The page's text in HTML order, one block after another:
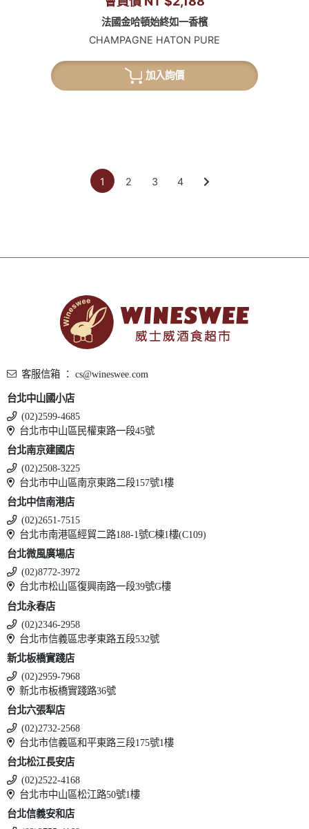
法國金哈頓始終如一香檳
CHAMPAGNE HATON PURE
加入詢價
1 2 3 4
客服信箱 ： cs@wineswee.com
台北中山國小店
(02)2599-4685
台北市中山區民權東路一段45號
台北南京建國店
(02)2508-3225
台北市中山區南京東路二段157號1樓
台北中信南港店
(02)2651-7515
台北市南港區經貿二路188-1號C棟1樓(C109)
台北微風廣場店
(02)8772-3972
台北市松山區復興南路一段39號G樓
台北永春店
(02)2346-2958
台北市信義區忠孝東路五段532號
新北板橋實踐店
(02)2959-7968
新北市板橋實踐路36號
台北六張犁店
(02)2732-2568
台北市信義區和平東路三段175號1樓
台北松江長安店
(02)2522-4168
台北市中山區松江路50號1樓
台北信義安和店